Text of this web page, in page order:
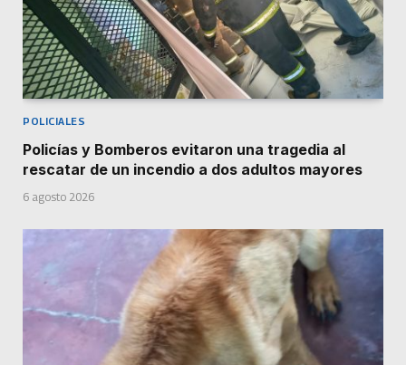
POLICIALES
Policías y Bomberos evitaron una tragedia al
rescatar de un incendio a dos adultos mayores
6 agosto 2026